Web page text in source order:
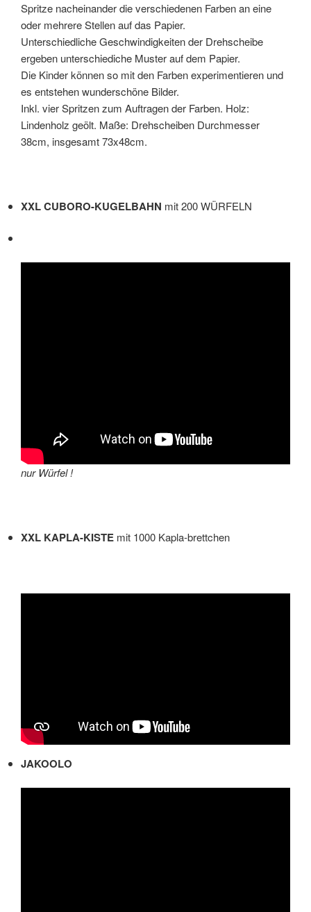
Spritze nacheinander die verschiedenen Farben an eine
oder mehrere Stellen auf das Papier.
Unterschiedliche Geschwindigkeiten der Drehscheibe
ergeben unterschiediche Muster auf dem Papier.
Die Kinder können so mit den Farben experimentieren und
es entstehen wunderschöne Bilder.
Inkl. vier Spritzen zum Auftragen der Farben. Holz:
Lindenholz geölt. Maße: Drehscheiben Durchmesser
38cm, insgesamt 73x48cm.
XXL CUBORO-KUGELBAHN mit 200 WÜRFELN
nur Würfel !
XXL KAPLA-KISTE mit 1000 Kapla-brettchen
JAKOOLO